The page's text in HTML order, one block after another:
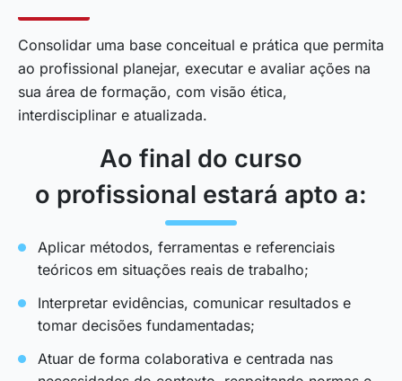
Consolidar uma base conceitual e prática que permita
ao profissional planejar, executar e avaliar ações na
sua área de formação, com visão ética,
interdisciplinar e atualizada.
Ao final do curso
o profissional estará apto a:
Aplicar métodos, ferramentas e referenciais
teóricos em situações reais de trabalho;
Interpretar evidências, comunicar resultados e
tomar decisões fundamentadas;
Atuar de forma colaborativa e centrada nas